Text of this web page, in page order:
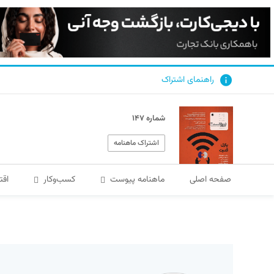
راهنمای اشتراک
شماره ۱۴۷
اشتراک ماهنامه
صفحه اصلی ماهنامه پیوست کسب‌و‌کار